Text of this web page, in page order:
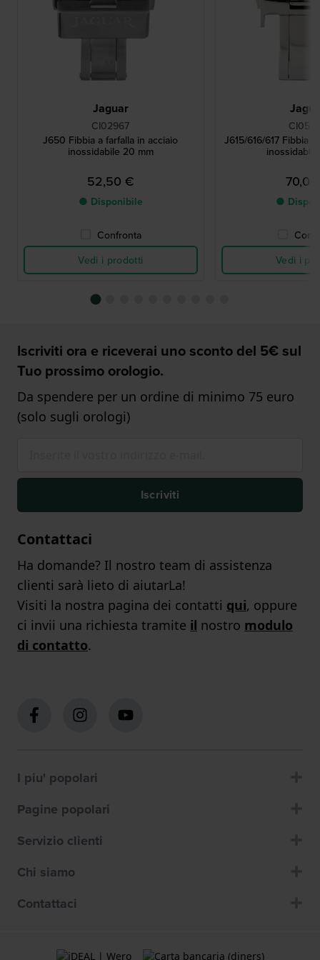
Jaguar
CI02967
J650 Fibbia a farfalla in acciaio
inossidabile 20 mm
52,50 €
● Disponibile
Confronta
Vedi i prodotti
J615/616/617 Fibbia
●
Vedi i
Iscriviti ora e riceverai uno sconto del 5€ sul
Tuo prossimo orologio.
Da spendere per un ordine di minimo 75 euro
(solo sugli orologi)
Iscriviti
Contattaci
Ha domande? Il nostro team di assistenza
clienti sarà lieto di aiutarLa!
Visiti la nostra pagina dei contatti qui, oppure
ci invii una richiesta tramite il nostro modulo
di contatto.
I piu' popolari
Pagine popolari
Servizio clienti
Chi siamo
Contattaci